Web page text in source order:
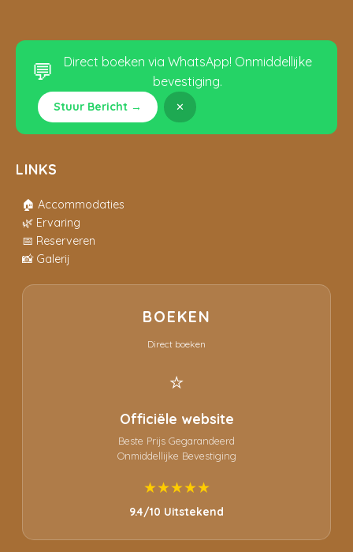
💬
Direct boeken via WhatsApp! Onmiddellijke
bevestiging.
Stuur Bericht → ✕
LINKS
🏠 Accommodaties
🌿 Ervaring
📅 Reserveren
📸 Galerij
BOEKEN
Direct boeken
⭐
Officiële website
Beste Prijs Gegarandeerd
Onmiddellijke Bevestiging
★★★★★
9.4/10 Uitstekend